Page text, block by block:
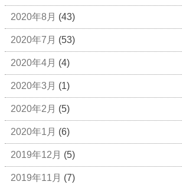
2020年8月 (43)
2020年7月 (53)
2020年4月 (4)
2020年3月 (1)
2020年2月 (5)
2020年1月 (6)
2019年12月 (5)
2019年11月 (7)